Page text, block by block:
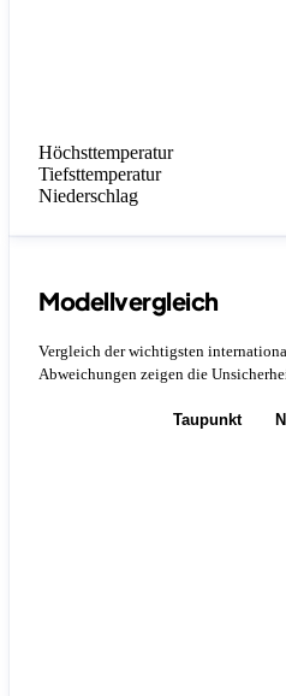
Höchsttemperatur
Tiefsttemperatur
Niederschlag
Modellvergleich
Vergleich der wichtigsten
Abweichungen zeigen die
Taupunkt